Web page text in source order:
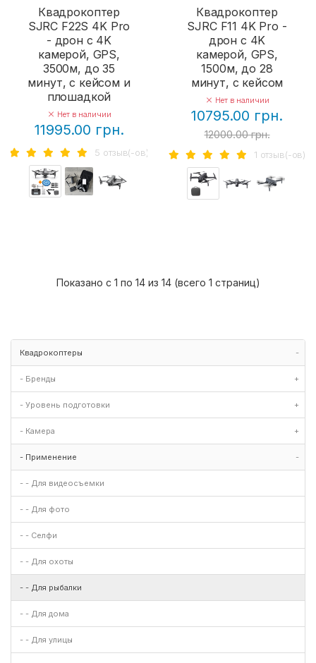
Квадрокоптеры -
- Бренды +
- Уровень подготовки +
- Камера +
- Применение -
- - Для видеосъемки
- - Для фото
- - Селфи
- - Для охоты
- - Для рыбалки
- - Для дома
- - Для улицы
Квадрокоптер
SJRC F22S 4K Pro
- дрон с 4K
камерой, GPS,
3500м, до 35
минут, с кейсом и
плошадкой
Нет в наличии
11995.00 грн.
5 отзыв(-ов)
Квадрокоптер
SJRC F11 4K Pro -
дрон с 4K
камерой, GPS,
1500м, до 28
минут, с кейсом
Нет в наличии
10795.00 грн.
12000.00 грн.
1 отзыв(-ов)
Показано с 1 по 14 из 14 (всего 1 страниц)